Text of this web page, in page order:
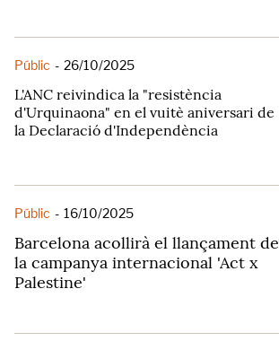
Públic - 26/10/2025
L'ANC reivindica la "resistència
d'Urquinaona" en el vuitè aniversari de
la Declaració d'Independència
Públic - 16/10/2025
Barcelona acollirà el llançament de
la campanya internacional 'Act x
Palestine'